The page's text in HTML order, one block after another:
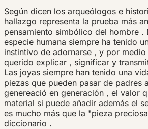
Según dicen los arqueólogos e
hallazgo representa la prueba más
pensamiento simbólico del hombre .
especie humana siempre ha tenido
instintivo de adornarse , y por
querido explicar , significar y
Las joyas siempre han tenido una
piezas que pueden pasar de padres
genereació en generación , el valor
material si puede añadir además el
es mucho más que la "pieza
diccionario .